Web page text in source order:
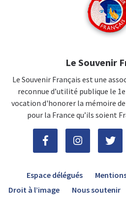
Le Souvenir
Le Souvenir Français est une
reconnue d’utilité publique le
vocation d'honorer la mémoire
pour la France qu’ils soient
Espace délégués
Droit à l’image
Nous soutenir